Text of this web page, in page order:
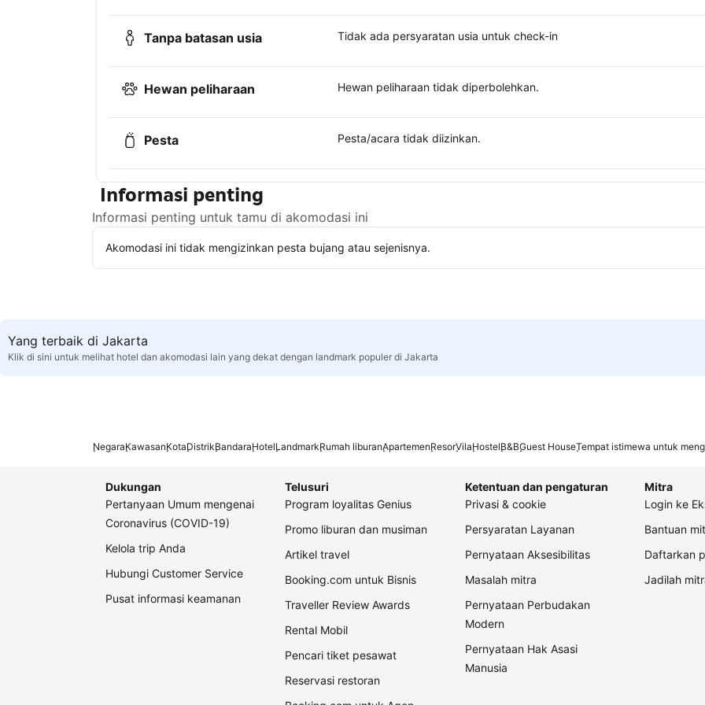
Tanpa batasan usia Tidak ada persyaratan usia untuk check-in
Hewan peliharaan Hewan peliharaan tidak diperbolehkan.
Pesta Pesta/acara tidak diizinkan.
Informasi penting
Informasi penting untuk tamu di akomodasi ini
Akomodasi ini tidak mengizinkan pesta bujang atau sejenisnya.
Yang terbaik di Jakarta
Klik di sini untuk melihat hotel dan akomodasi lain yang dekat dengan landmark populer di Jakarta
NegaraKawasanKotaDistrikBandaraHotelLandmarkRumah liburanApartemenResorVilaHostelB&BGuest HouseTempat istimewa untuk
Dukungan
Pertanyaan Umum mengenai
Coronavirus (COVID-19)
Kelola trip Anda
Hubungi Customer Service
Pusat informasi keamanan
Telusuri
Program loyalitas Genius
Promo liburan dan musiman
Artikel travel
Booking.com untuk Bisnis
Traveller Review Awards
Rental Mobil
Pencari tiket pesawat
Reservasi restoran
Ketentuan dan pengaturan
Privasi & cookie
Persyaratan Layanan
Pernyataan Aksesibilitas
Masalah mitra
Pernyataan Perbudakan
Modern
Pernyataan Hak Asasi
Manusia
Mitra
Login ke
Bantuan
Daftarkan
Jadilah